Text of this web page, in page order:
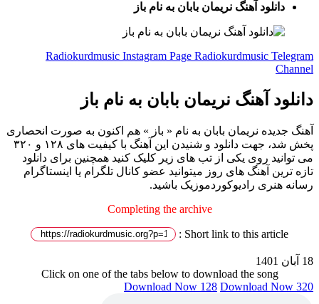
دانلود آهنگ نریمان بابان به نام باز
Radiokurdmusic Instagram Page Radiokurdmusic Telegram
Channel
دانلود آهنگ نریمان بابان به نام باز
آهنگ جدیده نریمان بابان به نام « باز » هم اکنون به صورت انحصاری
پخش شد، جهت دانلود و شنیدن این آهنگ با کیفیت های ۱۲۸ و ۳۲۰
می توانید روی یکی از تب های زیر کلیک کنید همچنین برای دانلود
تازه ترین آهنگ های روز میتوانید عضو کانال تلگرام یا اینستاگرام
رسانه هنری رادیوکوردموزیک باشید.
Completing the archive
Short link to this article :
18 آبان 1401
Click on one of the tabs below to download the song
Download Now 128 Download Now 320